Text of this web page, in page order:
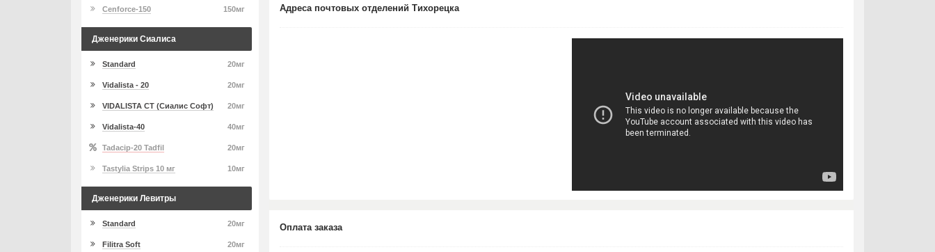
Адреса почтовых отделений Тихорецка
Оплата заказа
150мг
Cenforce-150
Дженерики Сиалиса
20мг
Standard
20мг
Vidalista - 20
20мг
VIDALISTA CT (Сиалис Софт)
40мг
Vidalista-40
20мг
Tadacip-20 Tadfil
10мг
Tastylia Strips 10 мг
Дженерики Левитры
20мг
Standard
20мг
Filitra Soft